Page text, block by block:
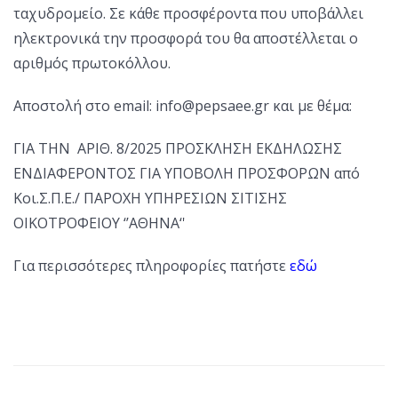
ταχυδρομείο. Σε κάθε προσφέροντα που υποβάλλει
ηλεκτρονικά την προσφορά του θα αποστέλλεται ο
αριθμός πρωτοκόλλου.
Αποστολή στο email: info@pepsaee.gr και με θέμα:
ΓΙΑ ΤΗΝ ΑΡΙΘ. 8/2025 ΠΡΟΣΚΛΗΣΗ ΕΚΔΗΛΩΣΗΣ
ΕΝΔΙΑΦΕΡΟΝΤΟΣ ΓΙΑ ΥΠΟΒΟΛΗ ΠΡΟΣΦΟΡΩΝ από
Κοι.Σ.Π.Ε./ ΠΑΡΟΧΗ ΥΠΗΡΕΣΙΩΝ ΣΙΤΙΣΗΣ
ΟΙΚΟΤΡΟΦΕΙΟΥ ‘’ΑΘΗΝΑ‘'
Για περισσότερες πληροφορίες πατήστεεδώ